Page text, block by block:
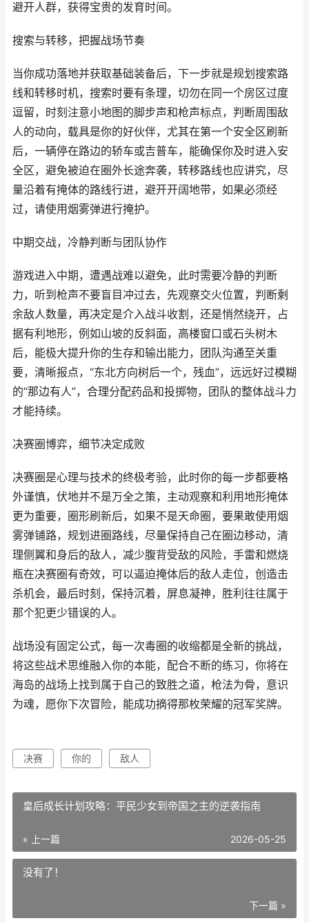
避开人群，获得宝贵的发育时间。
搜索与转移，把握战场节奏
当你成功落地并获取基础装备后，下一步就是规划搜索路
线和转移时机，搜索时要有条理，切勿在同一个房区过度
逗留，时刻注意小地图的脚步声和枪声标点，判断周围敌
人的动向，载具是你的好伙伴，尤其在第一个安全区刷新
后，一辆停在路边的轿车或吉普车，能确保你及时进入安
全区，避免被迫在圈外长途奔袭，转移路线也应讲究，尽
量沿着有掩体的路线行进，避开开阔地带，如果必须经
过，请使用烟雾弹进行掩护。
中期交战，冷静判断与团队协作
游戏进入中期，遭遇战难以避免，此时需要冷静的判断
力，听到枪声不要盲目冲过去，先观察交火位置，判断剩
余敌人数量，再决定是介入战斗收割，还是悄然绕开，占
据有利地形，例如山坡的反斜面，高楼窗口或石头树木
后，能极大提升你的生存和输出能力，团队沟通至关重
要，清晰报点，“东北方向树后一个，残血”，远远好过模糊
的“那边有人”，合理分配药品和投掷物，团队的整体战斗力
才能持续。
决赛圈博弈，细节决定成败
决赛圈是心理与技术的终极考验，此时你的每一步都要格
外谨慎，伏地并不是万全之策，主动观察和利用地形掩体
更为重要，圈形刷新后，如果不是天命圈，要果敢使用烟
雾弹铺路，规划进圈路线，尽量保持自己在圈边移动，清
理侧翼和身后的敌人，减少腹背受敌的风险，手雷和燃烧
瓶在决赛圈有奇效，可以逼迫掩体后的敌人走位，创造击
杀机会，最后时刻，保持沉着，屏息凝神，胜利往往属于
那个犯更少错误的人。
战场没有固定公式，每一次毒圈的收缩都是全新的挑战，
将这些战术思维融入你的本能，配合不断的练习，你将在
海岛的战场上找到属于自己的致胜之道，枪法为骨，意识
为魂，愿你下次冒险，能成功摘得那枚荣耀的冠军奖牌。
决赛 你的 敌人
皇后成长计划攻略：平民少女到帝国之主的逆袭指南
« 上一篇 2026-05-25
没有了！
下一篇 »